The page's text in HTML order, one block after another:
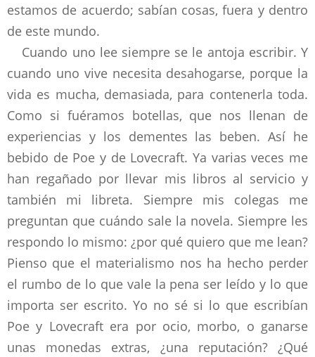
estamos de acuerdo; sabían cosas, fuera y dentro
de este mundo.
Cuando uno lee siempre se le antoja escribir. Y
cuando uno vive necesita desahogarse, porque la
vida es mucha, demasiada, para contenerla toda.
Como si fuéramos botellas, que nos llenan de
experiencias y los dementes las beben. Así he
bebido de Poe y de Lovecraft. Ya varias veces me
han regañado por llevar mis libros al servicio y
también mi libreta. Siempre mis colegas me
preguntan que cuándo sale la novela. Siempre les
respondo lo mismo: ¿por qué quiero que me lean?
Pienso que el materialismo nos ha hecho perder
el rumbo de lo que vale la pena ser leído y lo que
importa ser escrito. Yo no sé si lo que escribían
Poe y Lovecraft era por ocio, morbo, o ganarse
unas monedas extras, ¿una reputación? ¿Qué